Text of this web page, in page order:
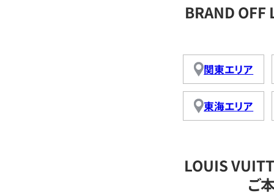
BRAND
関東エリア
東海エリア
LOUIS
ご